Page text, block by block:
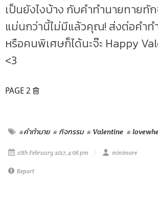
เป็นยังไงบ้าง กับคำทำนายทายทั
แม่นกว่านี้ไม่มีแล้วคุณ! ส่งต่อคำท
หรือคนพิเศษก็ได้นะจ๊ะ Happy
<3
PAGE 2
#คำทำนาย # กิจกรรม # Valentine #
10th February 2017, 4:06 pm minimore
Report